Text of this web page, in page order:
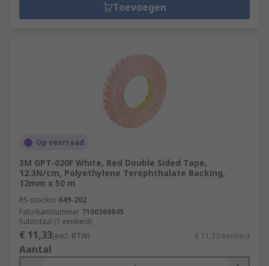
Toevoegen
Op voorraad
3M GPT-020F White, Red Double Sided Tape,
12.3N/cm, Polyethylene Terephthalate Backing,
12mm x 50 m
RS-stocknr. 649-202
Fabrikantnummer 7100369845
Subtotaal (1 eenheid)
€ 11,33(excl. BTW) € 11,33/eenheid
Aantal